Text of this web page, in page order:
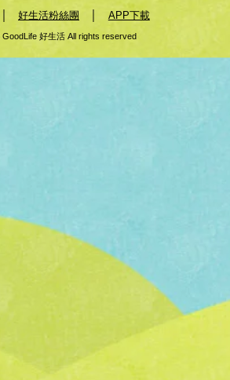
好生活粉絲團 APP下載
好生活 All rights reserved